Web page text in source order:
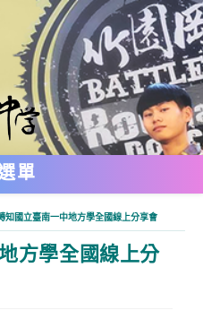
單
知國立臺南一中地方學全國線上分享會
方學全國線上分